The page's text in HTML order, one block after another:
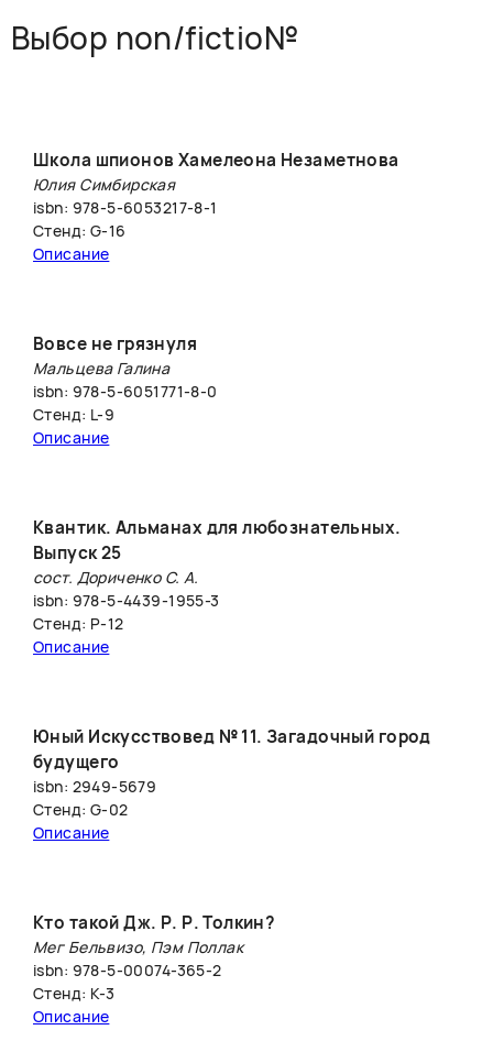
Выбор non/fictio№
Школа шпионов Хамелеона Незаметнова
Юлия Симбирская
isbn: 978-5-6053217-8-1
Стенд: G-16
Описание
Вовсе не грязнуля
Мальцева Галина
isbn: 978-5-6051771-8-0
Стенд: L-9
Описание
Квантик. Альманах для любознательных.
Выпуск 25
сост. Дориченко С. А.
isbn: 978-5-4439-1955-3
Стенд: P-12
Описание
Юный Искусствовед № 11. Загадочный город
будущего
isbn: 2949-5679
Стенд: G-02
Описание
Кто такой Дж. Р. Р. Толкин?
Мег Бельвизо, Пэм Поллак
isbn: 978-5-00074-365-2
Стенд: K-3
Описание